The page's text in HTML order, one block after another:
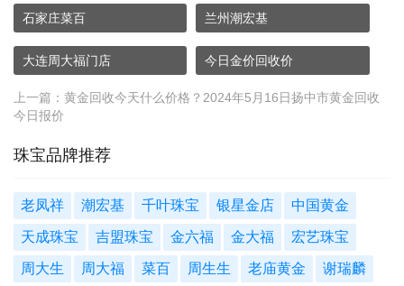
石家庄菜百 兰州潮宏基
大连周大福门店 今日金价回收价
上一篇： 黄金回收今天什么价格？2024年5月16日扬中市黄金回收
今日报价
珠宝品牌推荐
老凤祥 潮宏基 千叶珠宝 银星金店 中国黄金
天成珠宝 吉盟珠宝 金六福 金大福 宏艺珠宝
周大生 周大福 菜百 周生生 老庙黄金 谢瑞麟